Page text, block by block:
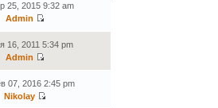
25, 2015 9:32 am
Admin
16, 2011 5:34 pm
Admin
07, 2016 2:45 pm
Nikolay